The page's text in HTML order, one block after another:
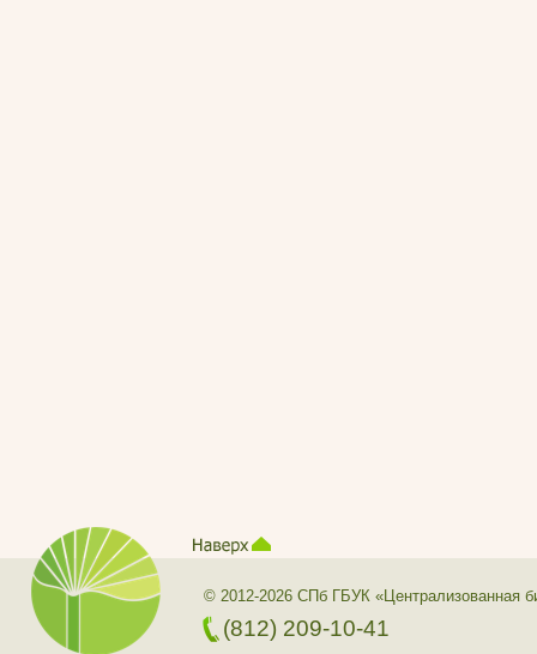
© 2012-2026 СПб ГБУК «Централизованная
(812) 209-10-41